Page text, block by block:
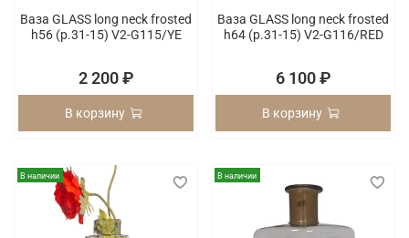
Ваза GLASS long neck frosted
h56 (p.31-15) V2-G115/YE
2 200 ₽
В корзину
Ваза GLASS long neck frosted
h64 (p.31-15) V2-G116/RED
6 100 ₽
В корзину
В наличии В наличии